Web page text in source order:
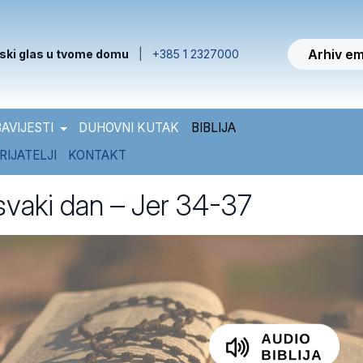
glas u tvome domu +385 1 2327000 Arhiv
DUHOVNI KUTAK
BIBLIJA
KONTAKT
dan – Jer 34-37